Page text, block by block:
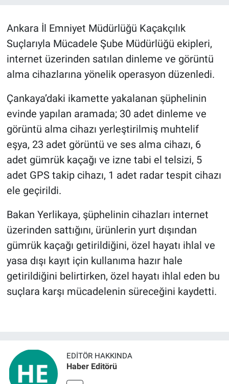
Ankara İl Emniyet Müdürlüğü Kaçakçılık
Suçlarıyla Mücadele Şube Müdürlüğü ekipleri,
internet üzerinden satılan dinleme ve görüntü
alma cihazlarına yönelik operasyon düzenledi.
Çankaya’daki ikamette yakalanan şüphelinin
evinde yapılan aramada; 30 adet dinleme ve
görüntü alma cihazı yerleştirilmiş muhtelif
eşya, 23 adet görüntü ve ses alma cihazı, 6
adet gümrük kaçağı ve izne tabi el telsizi, 5
adet GPS takip cihazı, 1 adet radar tespit cihazı
ele geçirildi.
Bakan Yerlikaya, şüphelinin cihazları internet
üzerinden sattığını, ürünlerin yurt dışından
gümrük kaçağı getirildiğini, özel hayatı ihlal ve
yasa dışı kayıt için kullanıma hazır hale
getirildiğini belirtirken, özel hayatı ihlal eden bu
suçlara karşı mücadelenin süreceğini kaydetti.
EDITÖR HAKKINDA
Haber Editörü
BİLİM VE TEKNOLOJİ
Güvenlik
Bölge